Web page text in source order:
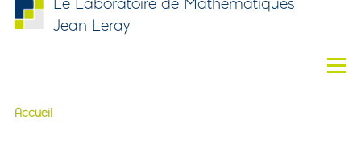
Aller au contenu principal
Jean Leray
Fil d'Ariane
Accueil